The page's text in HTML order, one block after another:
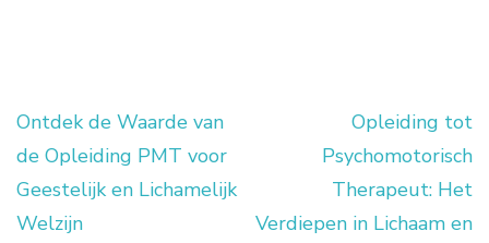
Berichtnavigatie
Ontdek de Waarde van
de Opleiding PMT voor
Geestelijk en Lichamelijk
Welzijn
Opleiding tot
Psychomotorisch
Therapeut: Het
Verdiepen in Lichaam en